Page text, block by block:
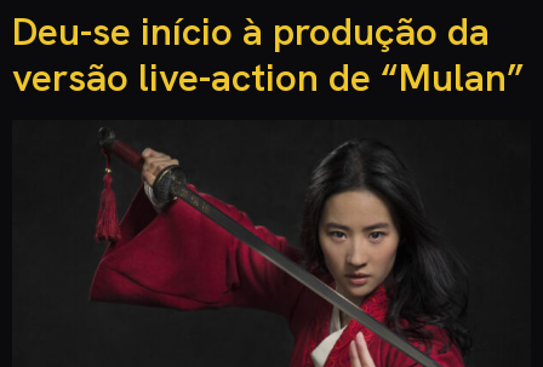
Deu-se início à produção da
versão live-action de “Mulan”